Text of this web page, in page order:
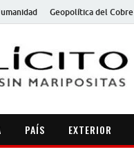
Geopolítica del Cobre
PAÍS EXTERIOR